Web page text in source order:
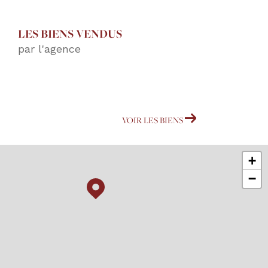
LES BIENS VENDUS
par l'agence
VOIR LES BIENS
+
−